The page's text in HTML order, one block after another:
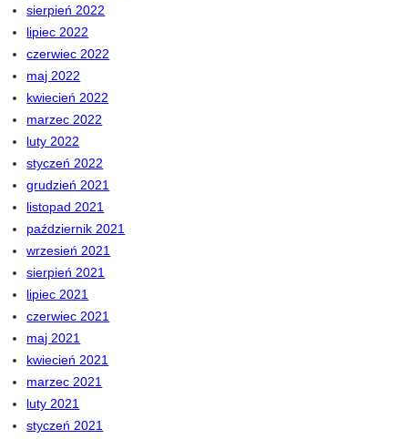
sierpień 2022
lipiec 2022
czerwiec 2022
maj 2022
kwiecień 2022
marzec 2022
luty 2022
styczeń 2022
grudzień 2021
listopad 2021
październik 2021
wrzesień 2021
sierpień 2021
lipiec 2021
czerwiec 2021
maj 2021
kwiecień 2021
marzec 2021
luty 2021
styczeń 2021